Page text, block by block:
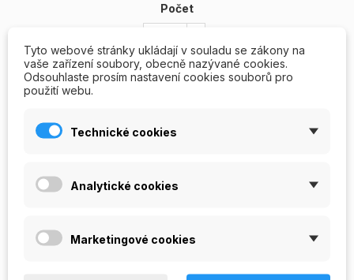
Počet
Skladem
Napište svou recenzi
Tyto webové stránky ukládají v souladu se zákony na
vaše zařízení soubory, obecně nazývané cookies.
Odsouhlaste prosím nastavení cookies souborů pro
použití webu.
Technické cookies
Analytické cookies
Marketingové cookies